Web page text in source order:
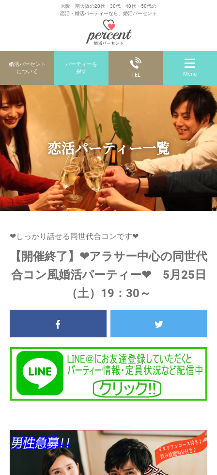
大阪・南大阪の20代・30代・40代・50代の
恋活・婚活パーティーなら、婚活パーセント
婚活パーセント
について
パーティーを
探す
TEL Menu
恋活パーティー一覧
❤しっかり話せる同世代合コンです❤
【開催終了】❤アラサー中心の同世代
合コン風婚活パーティー❤ 5月25日
（土）19：30～